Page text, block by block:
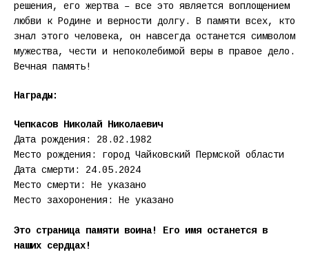
решения, его жертва – все это является воплощением
любви к Родине и верности долгу. В памяти всех, кто
знал этого человека, он навсегда останется символом
мужества, чести и непоколебимой веры в правое дело.
Вечная память!
Награды:
Чепкасов Николай Николаевич
Дата рождения: 28.02.1982
Место рождения: город Чайковский Пермской области
Дата смерти: 24.05.2024
Место смерти: Не указано
Место захоронения: Не указано
Это страница памяти воина! Его имя останется в
наших сердцах!